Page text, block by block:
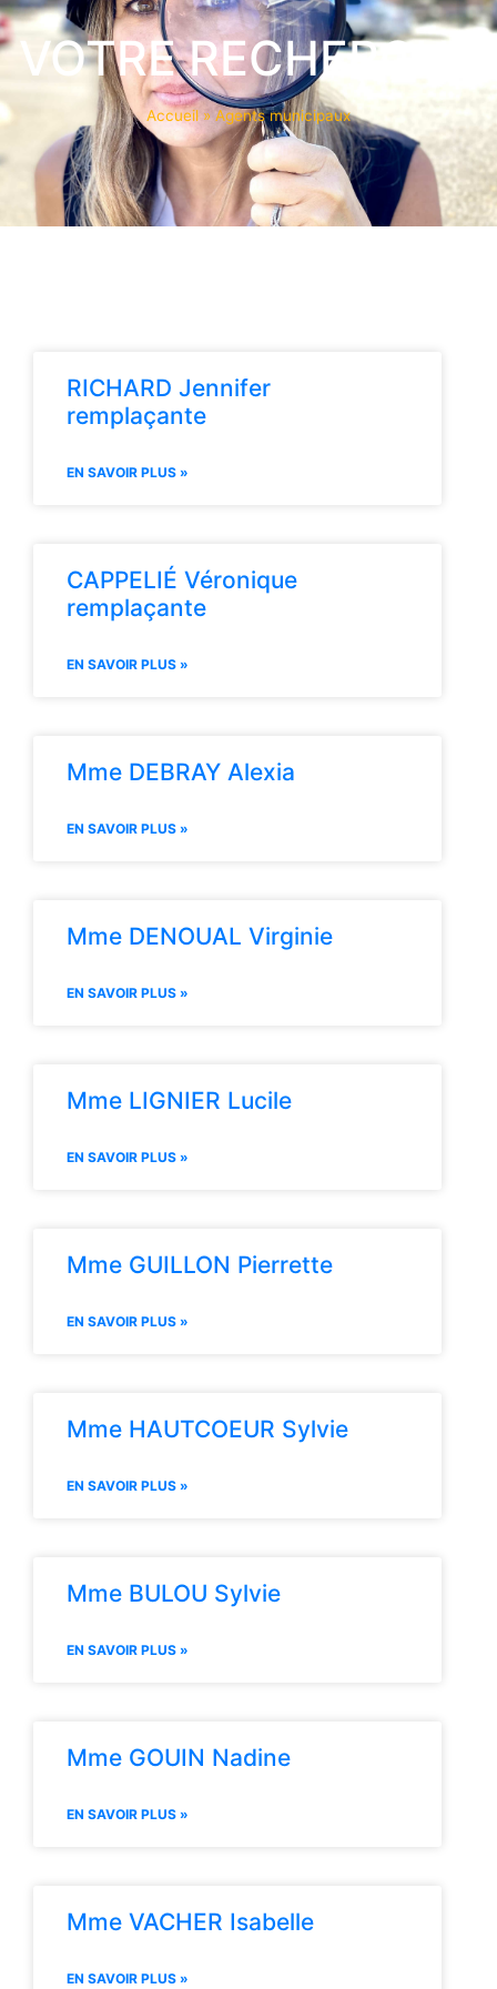
VOTRE RECHERCHE
Accueil » Agents municipaux
RICHARD Jennifer
remplaçante
EN SAVOIR PLUS »
CAPPELIÉ Véronique
remplaçante
EN SAVOIR PLUS »
Mme DEBRAY Alexia
EN SAVOIR PLUS »
Mme DENOUAL Virginie
EN SAVOIR PLUS »
Mme LIGNIER Lucile
EN SAVOIR PLUS »
Mme GUILLON Pierrette
EN SAVOIR PLUS »
Mme HAUTCOEUR Sylvie
EN SAVOIR PLUS »
Mme BULOU Sylvie
EN SAVOIR PLUS »
Mme GOUIN Nadine
EN SAVOIR PLUS »
Mme VACHER Isabelle
EN SAVOIR PLUS »